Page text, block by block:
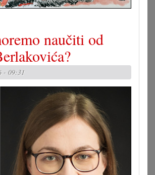
naučiti od
- 09:31